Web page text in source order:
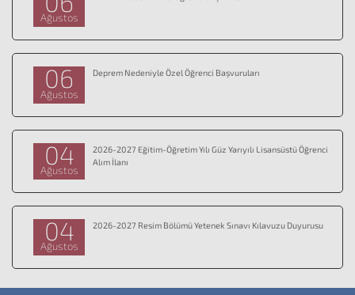
Ağustos
06
Ağustos
Deprem Nedeniyle Özel Öğrenci Başvuruları
04
Ağustos
2026-2027 Eğitim-Öğretim Yılı Güz Yarıyılı Lisansüstü Öğrenci
Alım İlanı
04
Ağustos
2026-2027 Resim Bölümü Yetenek Sınavı Kılavuzu Duyurusu